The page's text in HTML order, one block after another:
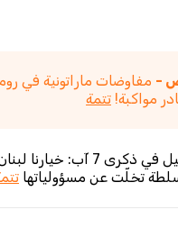
- مفاوضات ماراتونية في
مواكبة! تتمة
باسيل في ذكرى 7 آب: خيارنا
تخلّت عن مسؤولياتها